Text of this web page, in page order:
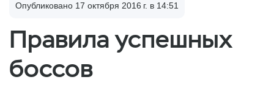
Опубликовано 17 октября 2016 г. в 14:51
Правила успешных
боссов